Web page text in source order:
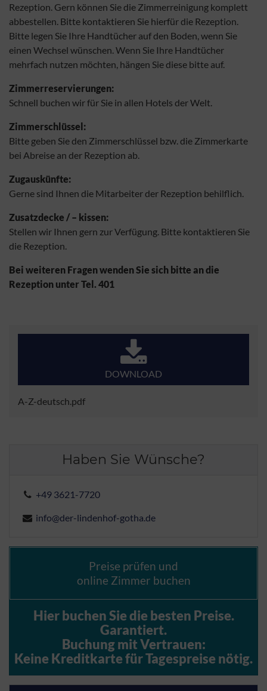
Rezeption. Gern können Sie die Zimmerreinigung komplett
abbestellen. Bitte kontaktieren Sie hierfür die Rezeption.
Bitte legen Sie Ihre Handtücher auf den Boden, wenn Sie
einen Wechsel wünschen. Wenn Sie Ihre Handtücher
mehrfach nutzen möchten, hängen Sie diese bitte auf.
Zimmerreservierungen:
Schnell buchen wir für Sie in allen Hotels der Welt.
Zimmerschlüssel:
Bitte geben Sie den Zimmerschlüssel bzw. die Zimmerkarte
bei Abreise an der Rezeption ab.
Zugauskünfte:
Gerne sind Ihnen die Mitarbeiter der Rezeption behilflich.
Zusatzdecke / – kissen:
Stellen wir Ihnen gern zur Verfügung. Bitte kontaktieren Sie
die Rezeption.
Bei weiteren Fragen wenden Sie sich bitte an die
Rezeption unter Tel. 401
DOWNLOAD
A-Z-deutsch.pdf
Haben Sie Wünsche?
+49 3621-7720
info@der-lindenhof-gotha.de
Preise prüfen und
online Zimmer buchen
Hier buchen Sie die besten Preise.
Garantiert.
Buchung mit Vertrauen:
Keine Kreditkarte für Tagespreise nötig.